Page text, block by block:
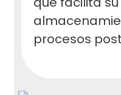
procesos